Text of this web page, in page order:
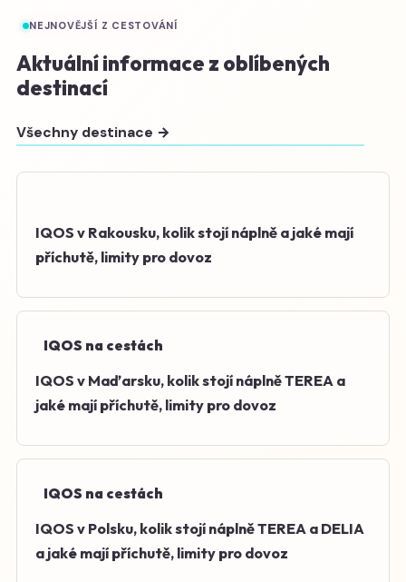
NEJNOVĚJŠÍ Z CESTOVÁNÍ
Aktuální informace z oblíbených
destinací
Všechny destinace →
IQOS v Rakousku, kolik stojí náplně a jaké mají
příchutě, limity pro dovoz
IQOS na cestách
IQOS v Maďarsku, kolik stojí náplně TEREA a
jaké mají příchutě, limity pro dovoz
IQOS na cestách
IQOS v Polsku, kolik stojí náplně TEREA a DELIA
a jaké mají příchutě, limity pro dovoz